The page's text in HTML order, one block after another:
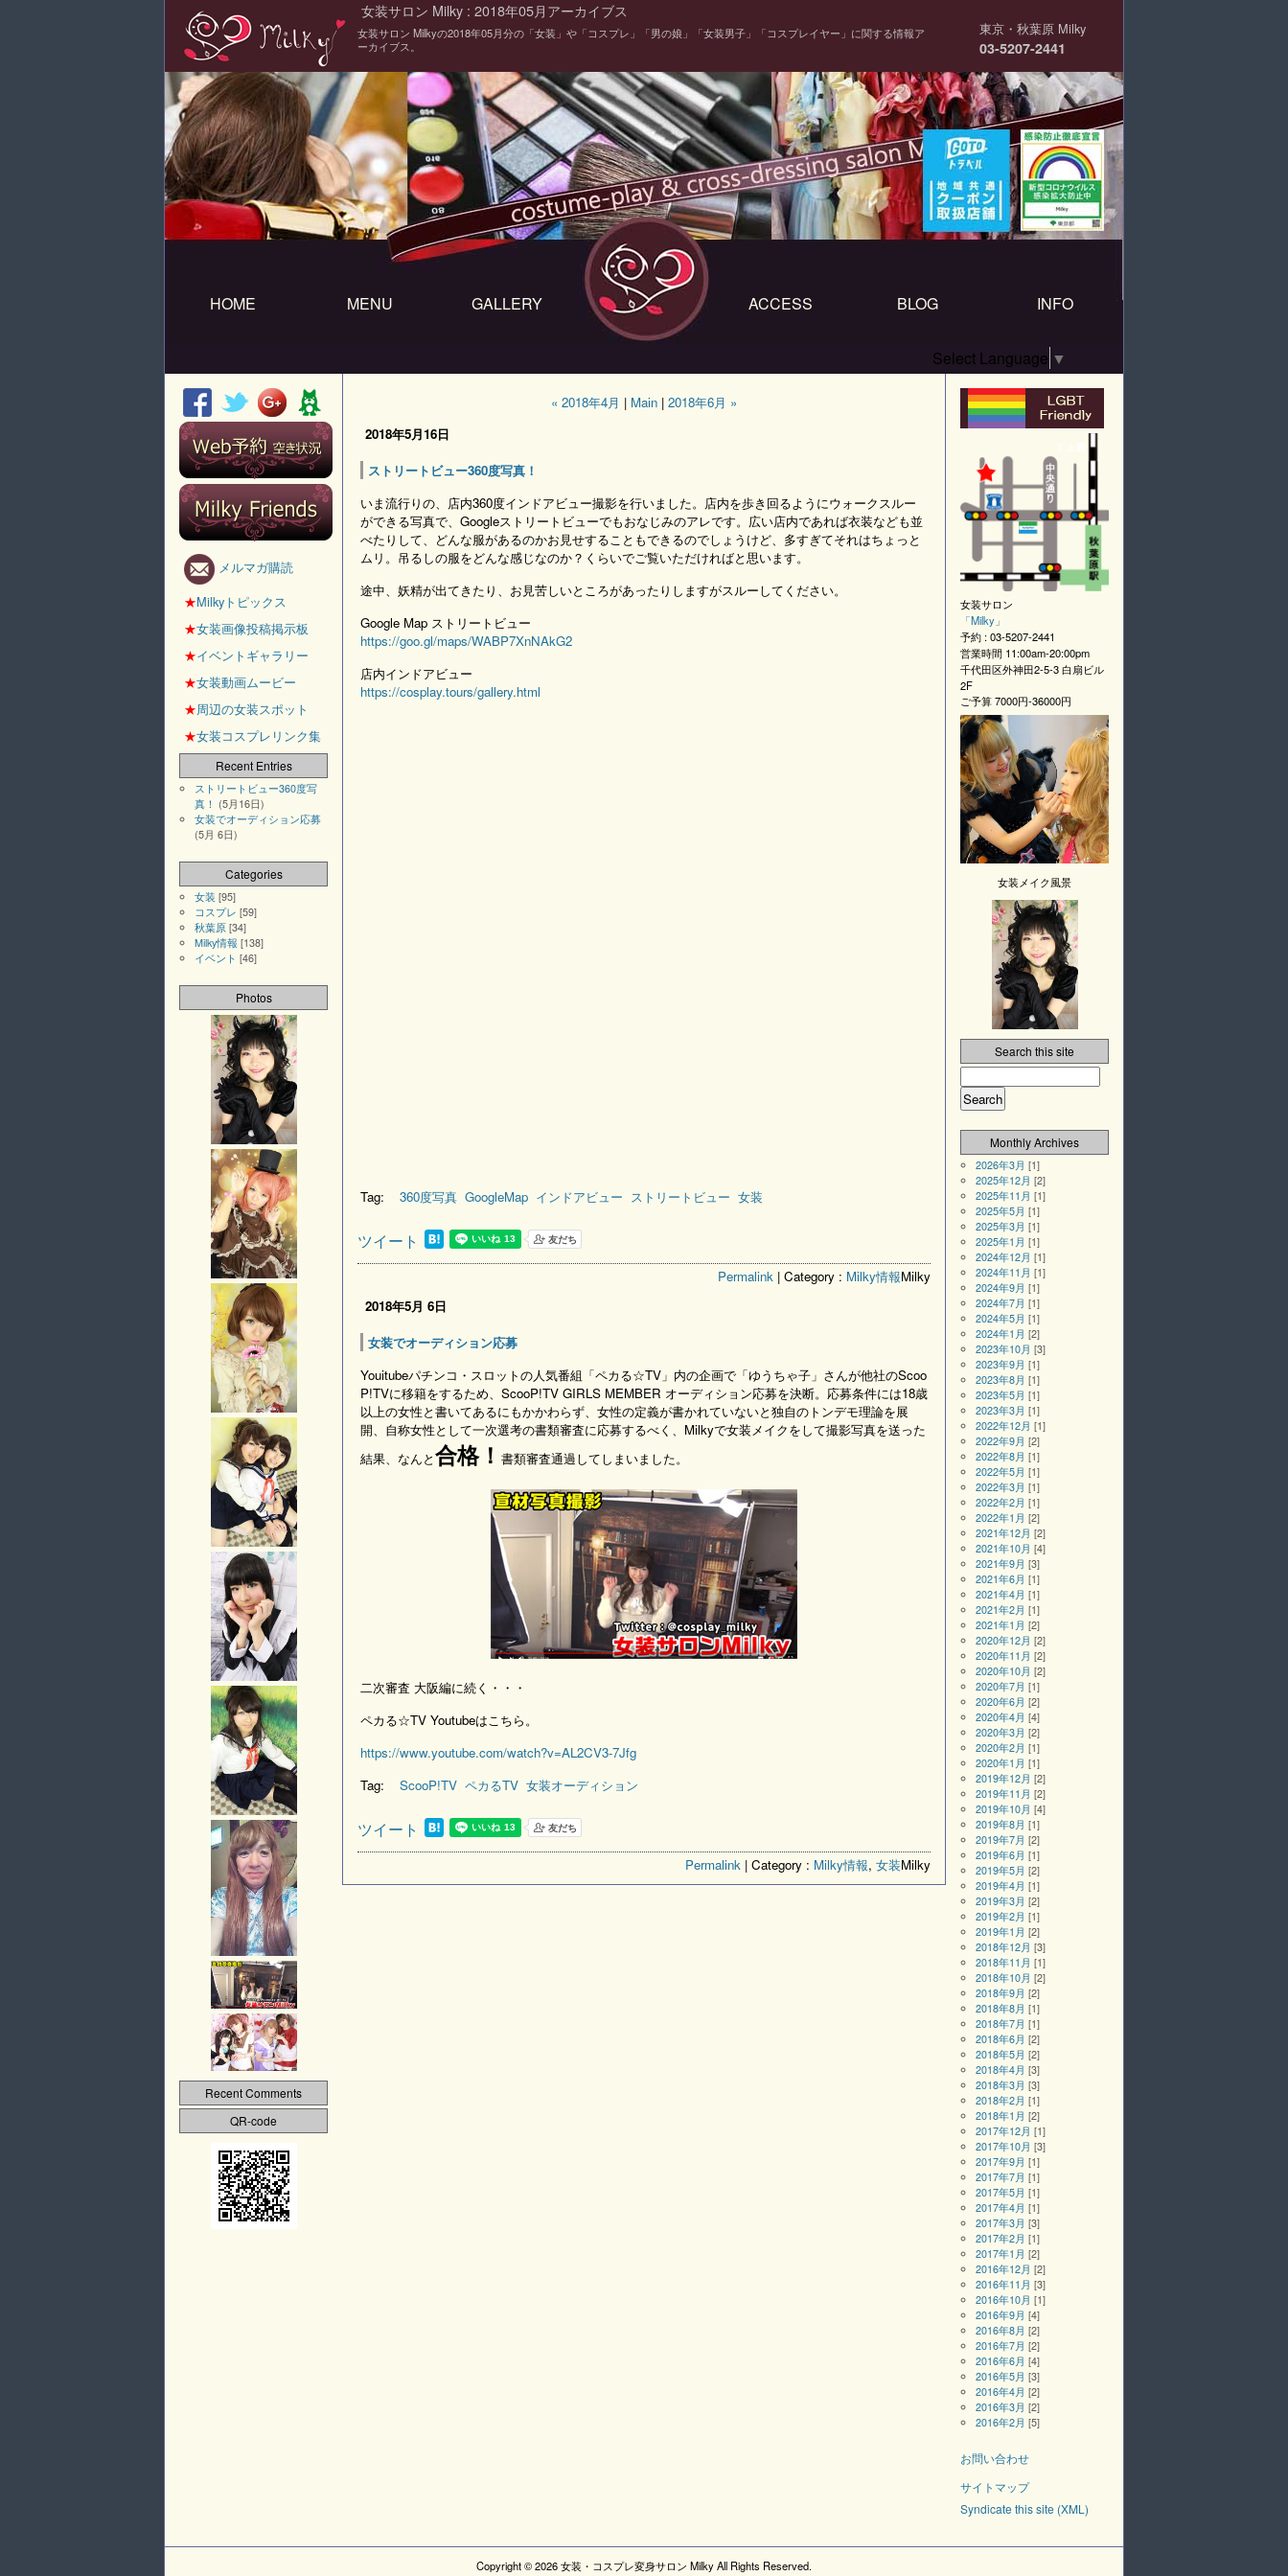
女装サロン Milky : 2018年05月アーカイブス
女装サロン Milkyの2018年05月分の「女装」や「コスプレ」「男の娘」「女装男子」「コスプレイヤー」に関する情報ア
ーカイブス。
東京・秋葉原 Milky
03-5207-2441
HOME MENU GALLERY ACCESS BLOG INFO
Select Language ▼
« 2018年4月 | Main | 2018年6月 »
2018年5月16日
ストリートビュー360度写真！
いま流行りの、店内360度インドアビュー撮影を行いました。店内を歩き回るようにウォークスルー
ができる写真で、Googleストリートビューでもおなじみのアレです。広い店内であれば衣装なども並
べたりして、どんな服があるのかお見せすることもできるのでしょうけど、多すぎてそれはちょっと
ムリ。吊るしの服をどんな感じなのか？くらいでご覧いただければと思います。
途中、妖精が出てきたり、お見苦しいところがあったりしますがスルーしてください。
Google Map ストリートビュー
https://goo.gl/maps/WABP7XnNAkG2
店内インドアビュー
https://cosplay.tours/gallery.html
Tag: 360度写真 GoogleMap インドアビュー ストリートビュー 女装
ツイート
Permalink | Category : Milky情報Milky
2018年5月 6日
女装でオーディション応募
Youitubeパチンコ・スロットの人気番組「ペカる☆TV」内の企画で「ゆうちゃ子」さんが他社のScoo
P!TVに移籍をするため、ScooP!TV GIRLS MEMBER オーディション応募を決断。応募条件には18歳
以上の女性と書いてあるにもかかわらず、女性の定義が書かれていないと独自のトンデモ理論を展
開、自称女性として一次選考の書類審査に応募するべく、Milkyで女装メイクをして撮影写真を送った
結果、なんと合格！ 書類審査通過してしまいました。
二次審査 大阪編に続く・・・
ペカる☆TV Youtubeはこちら。
https://www.youtube.com/watch?v=AL2CV3-7Jfg
Tag:
ScooP!TV ペカるTV 女装オーディション
ツイート
Permalink | Category : Milky情報, 女装Milky
メルマガ購読
★Milkyトピックス
★女装画像投稿掲示板
★イベントギャラリー
★女装動画ムービー
★周辺の女装スポット
★女装コスプレリンク集
Recent Entries
ストリートビュー360度写
真！ (5月16日)
女装でオーディション応募
(5月 6日)
Categories
女装 [95]
コスプレ [59]
秋葉原 [34]
Milky情報 [138]
イベント [46]
Photos
Recent Comments
QR-code
女装サロン
「Milky 」
予約 :03-5207-2441
営業時間 11:00am-20:00pm
千代田区外神田2-5-3 白扇ビル
2F
ご予算7000円-36000円
女装メイク風景
Search this site
Monthly Archives
2026年3月 [1]
2025年12月 [2]
2025年11月 [1]
2025年5月 [1]
2025年3月 [1]
2025年1月 [1]
2024年12月 [1]
2024年11月 [1]
2024年9月 [1]
2024年7月 [1]
2024年5月 [1]
2024年1月 [2]
2023年10月 [3]
2023年9月 [1]
2023年8月 [1]
2023年5月 [1]
2023年3月 [1]
2022年12月 [1]
2022年9月 [2]
2022年8月 [1]
2022年5月 [1]
2022年3月 [1]
2022年2月 [1]
2022年1月 [2]
2021年12月 [2]
2021年10月 [4]
2021年9月 [3]
2021年6月 [1]
2021年4月 [1]
2021年2月 [1]
2021年1月 [2]
2020年12月 [2]
2020年11月 [2]
2020年10月 [2]
2020年7月 [1]
2020年6月 [2]
2020年4月 [4]
2020年3月 [2]
2020年2月 [1]
2020年1月 [1]
2019年12月 [2]
2019年11月 [2]
2019年10月 [4]
2019年8月 [1]
2019年7月 [2]
2019年6月 [1]
2019年5月 [2]
2019年4月 [1]
2019年3月 [2]
2019年2月 [1]
2019年1月 [2]
2018年12月 [3]
2018年11月 [1]
2018年10月 [2]
2018年9月 [2]
2018年8月 [1]
2018年7月 [1]
2018年6月 [2]
2018年5月 [2]
2018年4月 [3]
2018年3月 [3]
2018年2月 [1]
2018年1月 [2]
2017年12月 [1]
2017年10月 [3]
2017年9月 [1]
2017年7月 [1]
2017年5月 [1]
2017年4月 [1]
2017年3月 [3]
2017年2月 [1]
2017年1月 [2]
2016年12月 [2]
2016年11月 [3]
2016年10月 [1]
2016年9月 [4]
2016年8月 [2]
2016年7月 [2]
2016年6月 [4]
2016年5月 [3]
2016年4月 [2]
2016年3月 [2]
2016年2月 [5]
お問い合わせ
サイトマップ
Syndicate this site (XML)
Copyright ©2026女装・コスプレ変身サロン MilkyAll Rights Reserved.